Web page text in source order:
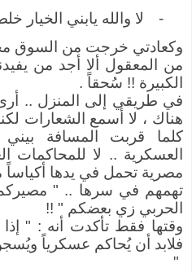
-
لا والله يابني الخيار
وكعادتي خرجت من السوق
من المعقول ألا أجد من
الكبيرة !! سُحقاً .
في طريقي إلى المنزل ..
هناك ، لا أسمع الشعارات
كلما قربت المسافة
العسكرية .. لا
مصرية تحمل في يدها أكياساً
تهمهم في سرها .. "
الحربي زي بعضكم " !!
وقتها فقط تأكدت أنه : " إذا
فلابد أن يُحاكم عسكرياً
"